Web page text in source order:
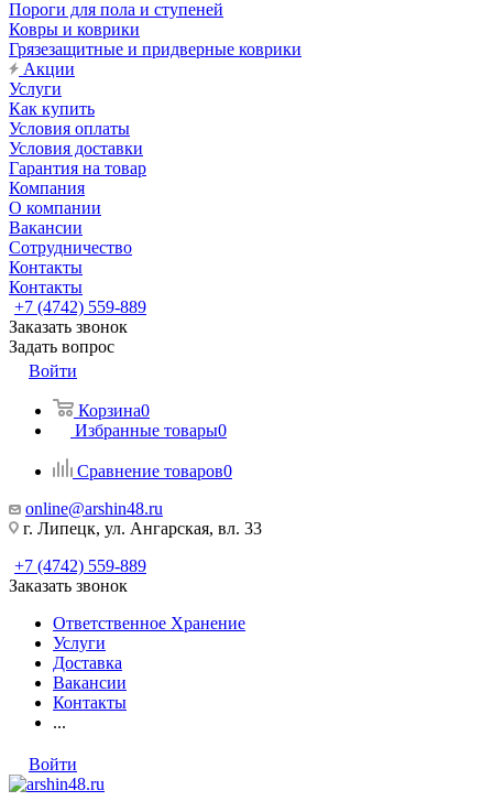
Пороги для пола и ступеней
Ковры и коврики
Грязезащитные и придверные коврики
Акции
Услуги
Как купить
Условия оплаты
Условия доставки
Гарантия на товар
Компания
О компании
Вакансии
Сотрудничество
Контакты
Контакты
+7 (4742) 559-889
Заказать звонок
Задать вопрос
Войти
Корзина0
Избранные товары0
Сравнение товаров0
online@arshin48.ru
г. Липецк, ул. Ангарская, вл. 33
+7 (4742) 559-889
Заказать звонок
Ответственное Хранение
Услуги
Доставка
Вакансии
Контакты
...
Войти